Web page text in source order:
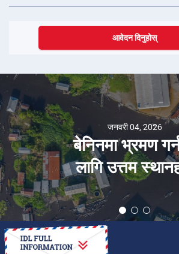
आवेदन दिनुहोस्
जनवरी 04, 2026
बेनिनमा भ्रमण
लागि उत्तम
कसरी गर्ने